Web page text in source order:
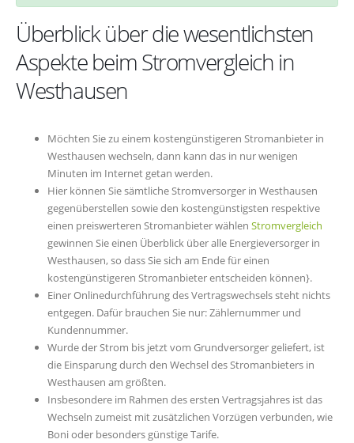
Überblick über die wesentlichsten
Aspekte beim Stromvergleich in
Westhausen
Möchten Sie zu einem kostengünstigeren Stromanbieter in
Westhausen wechseln, dann kann das in nur wenigen
Minuten im Internet getan werden.
Hier können Sie sämtliche Stromversorger in Westhausen
gegenüberstellen sowie den kostengünstigsten respektive
einen preiswerteren Stromanbieter wählen Stromvergleich
gewinnen Sie einen Überblick über alle Energieversorger in
Westhausen, so dass Sie sich am Ende für einen
kostengünstigeren Stromanbieter entscheiden können}.
Einer Onlinedurchführung des Vertragswechsels steht nichts
entgegen. Dafür brauchen Sie nur: Zählernummer und
Kundennummer.
Wurde der Strom bis jetzt vom Grundversorger geliefert, ist
die Einsparung durch den Wechsel des Stromanbieters in
Westhausen am größten.
Insbesondere im Rahmen des ersten Vertragsjahres ist das
Wechseln zumeist mit zusätzlichen Vorzügen verbunden, wie
Boni oder besonders günstige Tarife.